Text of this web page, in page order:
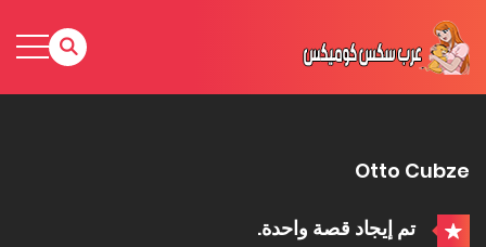
Otto Cubze
تم إيجاد قصة واحدة.